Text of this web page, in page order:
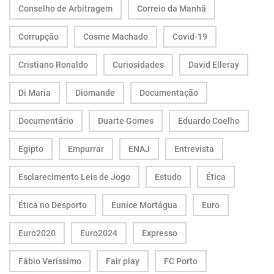
Conselho de Arbitragem Correio da Manhã
Corrupção Cosme Machado Covid-19
Cristiano Ronaldo Curiosidades David Elleray
Di Maria Diomande Documentação
Documentário Duarte Gomes Eduardo Coelho
Egipto Empurrar ENAJ Entrevista
Esclarecimento Leis de Jogo Estudo Ética
Ética no Desporto Eunice Mortágua Euro
Euro2020 Euro2024 Expresso
Fábio Veríssimo Fair play FC Porto